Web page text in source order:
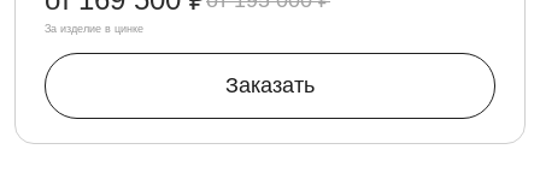
За изделие в цинке
Заказать